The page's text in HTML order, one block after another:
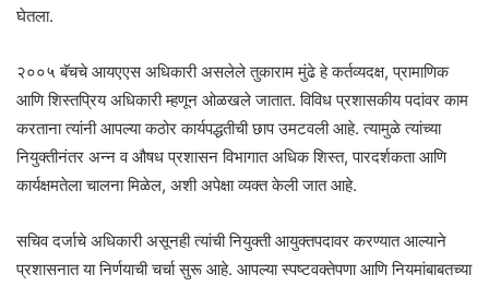
घेतला.
२००५ बॅचचे आयएएस अधिकारी असलेले तुकाराम मुंढे हे कर्तव्यदक्ष, प्रामाणिक
आणि शिस्तप्रिय अधिकारी म्हणून ओळखले जातात. विविध प्रशासकीय पदांवर काम
करताना त्यांनी आपल्या कठोर कार्यपद्धतीची छाप उमटवली आहे. त्यामुळे त्यांच्या
नियुक्तीनंतर अन्न व औषध प्रशासन विभागात अधिक शिस्त, पारदर्शकता आणि
कार्यक्षमतेला चालना मिळेल, अशी अपेक्षा व्यक्त केली जात आहे.
सचिव दर्जाचे अधिकारी असूनही त्यांची नियुक्ती आयुक्तपदावर करण्यात आल्याने
प्रशासनात या निर्णयाची चर्चा सुरू आहे. आपल्या स्पष्टवक्तेपणा आणि नियमांबाबतच्या